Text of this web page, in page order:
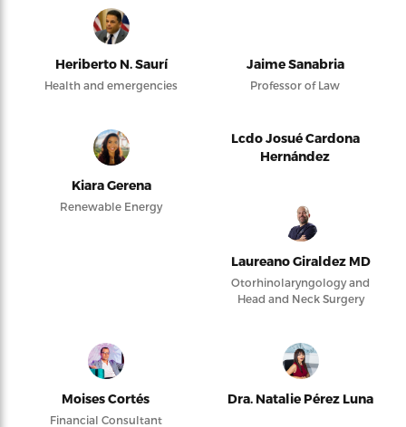
Heriberto N. Saurí
Health and emergencies
Jaime Sanabria
Professor of Law
Kiara Gerena
Renewable Energy
Lcdo Josué Cardona
Hernández
Laureano Giraldez MD
Otorhinolaryngology and
Head and Neck Surgery
Moises Cortés
Financial Consultant
Dra. Natalie Pérez Luna